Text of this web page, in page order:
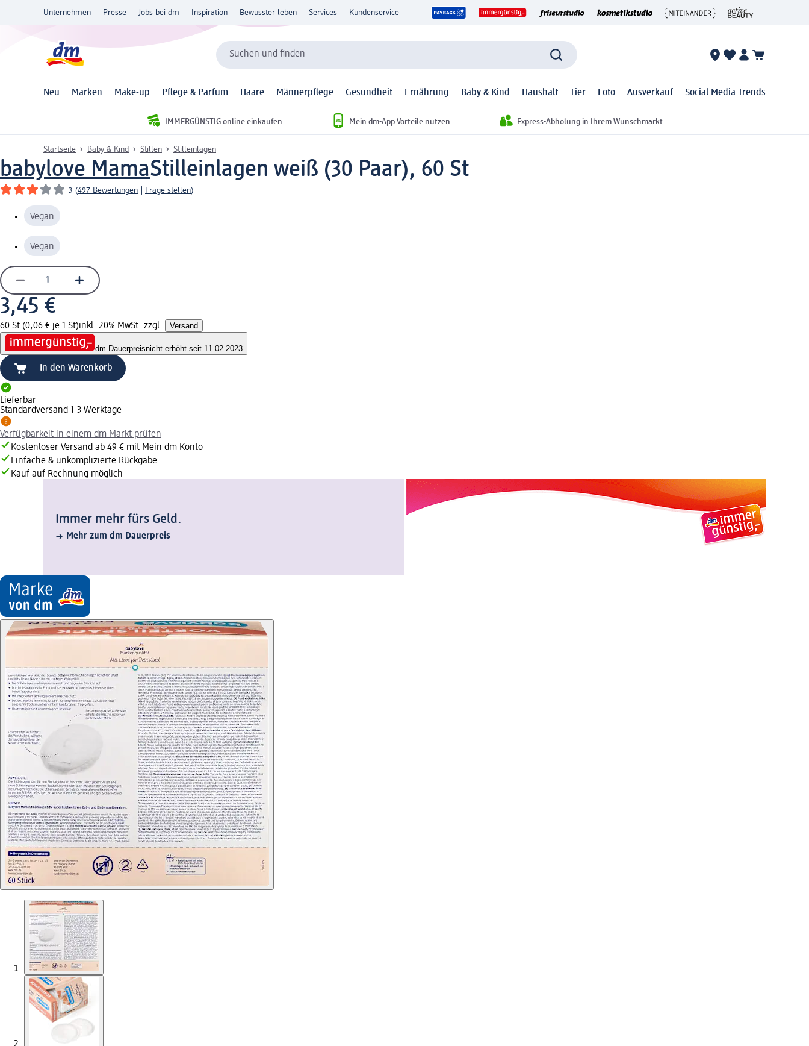
Unternehmen Presse Jobs bei dm Inspiration Bewusster leben Services Kundenservice
Suchen und finden
Neu Marken Make-up Pflege & Parfum Haare Männerpflege Gesundheit Ernährung Baby & Kind Haushalt Tier Foto Ausverkauf Social Media Trends
IMMERGÜNSTIG online einkaufen Mein dm-App Vorteile nutzen Express-Abholung in Ihrem Wunschmarkt
Startseite Baby & Kind Stillen Stilleinlagen
babylove MamaStilleinlagen weiß (30 Paar), 60 St
3 (497 Bewertungen Frage stellen)
Vegan
Vegan
3,45 €
60 St (0,06 € je 1 St)inkl. 20% MwSt. zzgl. Versand
dm Dauerpreisnicht erhöht seit 11.02.2023
In den Warenkorb
Lieferbar
Standardversand 1-3 Werktage
Verfügbarkeit in einem dm Markt prüfen
Kostenloser Versand ab 49 € mit Mein dm Konto
Einfache & unkomplizierte Rückgabe
Kauf auf Rechnung möglich
Immer mehr fürs Geld.
Mehr zum dm Dauerpreis